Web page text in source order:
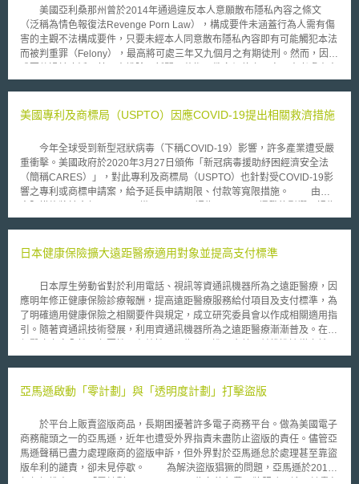
美國亞利桑那州曾於2014年通過違反本人意願散布隱私內容之條文
（泛稱為情色報復法Revenge Porn Law），構成要件未涵蓋行為人需有傷
害的主觀不法構成要件，只要未經本人同意散布隱私內容即有可能觸犯本法
而被判重罪（Felony），最高將可處三年又九個月之有期徒刑。然而，因構
之隱私期待性和傷害有無，美國公民自由聯盟遂代表出版業、媒體業和攝影
該案於2015年7月10日達成和解，亞利桑那州地方法院宣告該條文將不會生
日無異議通過情色報復法之最新修法法案（House Bill 2001），待州長簽
署核准後便立即生效施行。本次修法與2014年的版本不同處為，檢察官需
證明隱私內容之本人具有合理的隱私期待，若被害人曾將自拍的影像寄送與
他人，更需證明被害人未有分享的意思。此外，檢察官需證明行為人具有意
圖傷害、騷擾、威脅或迫使他人之主觀意思。在此條文尚未通過前，實務上
至多僅能以網路跟蹤或霸凌法等追究，對受害人保護甚為不周。
美國專利及商標局（USPTO）因應COVID-19提出相關救濟措施
今年全球受到新型冠狀病毒（下稱COVID-19）影響，許多產業遭受嚴
重衝擊。美國政府於2020年3月27日頒佈「新冠病毒援助紓困經濟安全法
（簡稱CARES）」，對此專利及商標局（USPTO）也針對受COVID-19影
響之專利或商標申請案，給予延長申請期限、付款等寬限措施。 由於
37 CFR 1.183所指的特殊情況。因此，USPTO將允許專利權人通過EFS-
濟措施部分，因COVID-19影響商標審判與上訴委員會之訴訟，可提出延長
申請案，得提出恢復請求；未能於法定使用期限36個月內或維護申請截止日
前申請，致使放棄商標申請或商標註冊被取消或期滿，得提出請願書。上述
請願書中若附有COVID-19聲明，USPTO除免除相關費用，並可延續救濟措
施至6月30日。 專利救濟措施部分，針對小型和微型企業（small and
micro entities）之專利申請提交期限，由原先6月1日延長至7月1日；大型
所需費用；對於所有企業，USPTO將免除6月30日及先前因COVID-19影響
日本健康保險擴大遠距醫療適用對象並提高支付標準
日本厚生勞動省對於利用電話、視訊等資通訊機器所為之遠距醫療，因
應明年修正健康保險診療報酬，提高遠距醫療服務給付項目及支付標準，為
了明確適用健康保險之相關要件與規定，成立研究委員會以作成相關適用指
引。隨著資通訊技術發展，利用資通訊機器所為之遠距醫療漸漸普及。在擔
療，有必要整備相關法令規定。厚生勞動省於11月設置研究委員會，預定在
するガイドライン）」。 日本1948年制定之醫師法第20條規定醫師非
能想像與規範。目前，厚生勞動省以函釋通知方式，對於該條之適用為相關
通知與事務聯絡，以擴大遠距醫療適用之可能性。厚生勞動省於1997年第
一次發出之通知（平成9年12月24日健政發第1057號厚生省健康政策局長
通知），對於遠距醫療與醫師法第20條的適用關係提出基本見解，認為醫師
法第20條親自診療原則規定，不一定等於直接見面診療，以代替方式而對於
亞馬遜啟動「零計劃」與「透明度計劃」打擊盜版
於平台上販賣盜版商品，長期困擾著許多電子商務平台。做為美國電子
商務龍頭之一的亞馬遜，近年也遭受外界指責未盡防止盜版的責任。儘管亞
馬遜聲稱已盡力處理廠商的盜版申訴，但外界對於亞馬遜怠於處理甚至靠盜
版牟利的譴責，卻未見停歇。 為解決盜版猖獗的問題，亞馬遜於2019